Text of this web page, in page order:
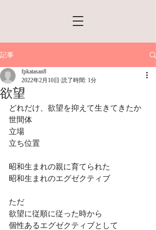
記事
欲望
fpkatasan8
2022年2月10日 読了時間: 1分
どれだけ、欲望を抑えて生きてきたか
世間体
立場
立ち位置
昭和生まれの親に育てられた
昭和生まれのエグゼクティブ
ただ
欲望に従順に従った時から
個性あるエグゼクティブとして